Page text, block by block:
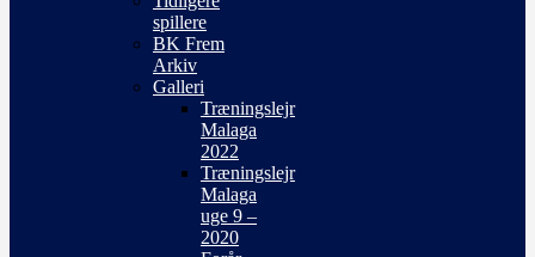
spillere
BK Frem
Arkiv
Galleri
Træningslejr
Malaga
2022
Træningslejr
Malaga
uge 9 –
2020